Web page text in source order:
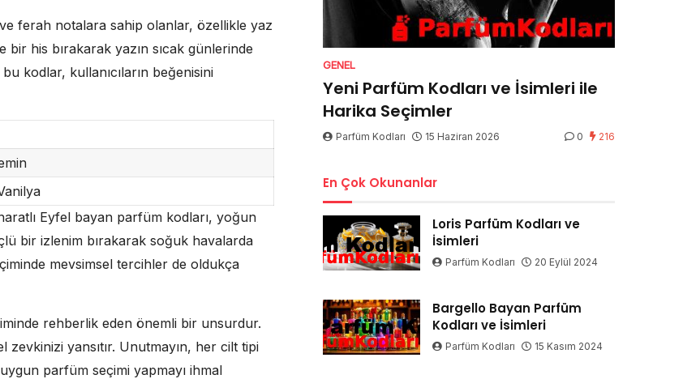
ferah notalara sahip olanlar, özellikle yaz
his bırakarak yazın sıcak günlerinde
kodlar, kullanıcıların beğenisini
Eyfel bayan parfüm kodları, yoğun
bir izlenim bırakarak soğuk havalarda
mevsimsel tercihler de oldukça
rehberlik eden önemli bir unsurdur.
zevkinizi yansıtır. Unutmayın, her cilt tipi
parfüm seçimi yapmayı ihmal
GENEL
Yeni Parfüm Kodları ve İsimleri ile
Harika Seçimler
Parfüm Kodları 15 Haziran 2026 0 216
En Çok Okunanlar
Loris Parfüm Kodları ve
İsimleri
Parfüm Kodları 20 Eylül 2024
Bargello Bayan Parfüm
Kodları ve İsimleri
Parfüm Kodları 15 Kasım 2024